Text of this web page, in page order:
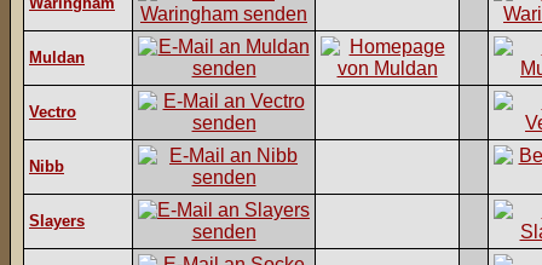
Muldan
Vectro
Nibb
Slayers